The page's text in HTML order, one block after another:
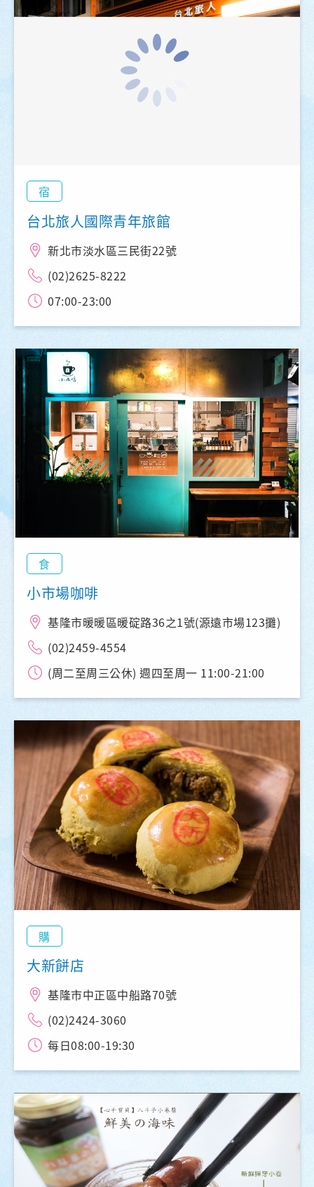
宿
台北旅人國際青年旅館
新北市淡水區三民街22號
(02)2625-8222
07:00-23:00
食
小市場咖啡
基隆市暖暖區暖碇路36之1號(源遠市場123攤)
(02)2459-4554
(周二至周三公休) 週四至周一 11:00-21:00
購
大新餅店
基隆市中正區中船路70號
(02)2424-3060
每日08:00-19:30